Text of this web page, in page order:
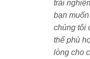
Màn hình hiển thị
, tái
Từ những cảnh
lạnh giá, mọi chi tiết
trải
bạn
chúng tôi
thể phù
lòng cho